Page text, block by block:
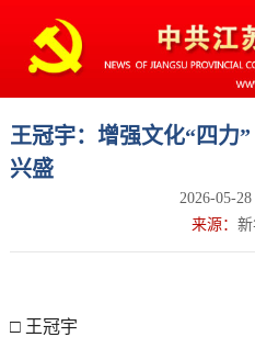
王冠宇：增强文化“四力
兴盛
2026-05-
来源：
□ 王冠宇